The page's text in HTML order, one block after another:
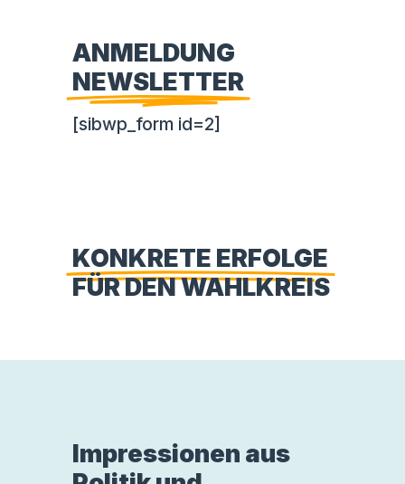
ANMELDUNG
NEWSLETTER
[sibwp_form id=2]
KONKRETE ERFOLGE
FÜR DEN WAHLKREIS
Impressionen aus